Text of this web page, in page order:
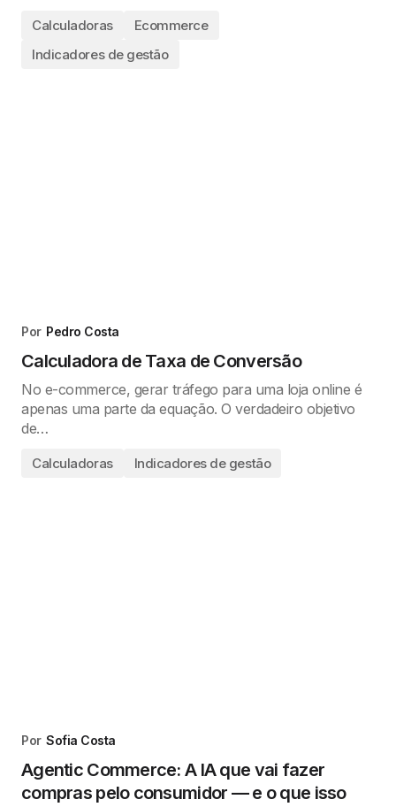
Calculadoras
Ecommerce
Indicadores de gestão
Por Pedro Costa
Calculadora de Taxa de Conversão
No e-commerce, gerar tráfego para uma loja online é
apenas uma parte da equação. O verdadeiro objetivo
de…
Calculadoras Indicadores de gestão
Por Sofia Costa
Agentic Commerce: A IA que vai fazer
compras pelo consumidor — e o que isso